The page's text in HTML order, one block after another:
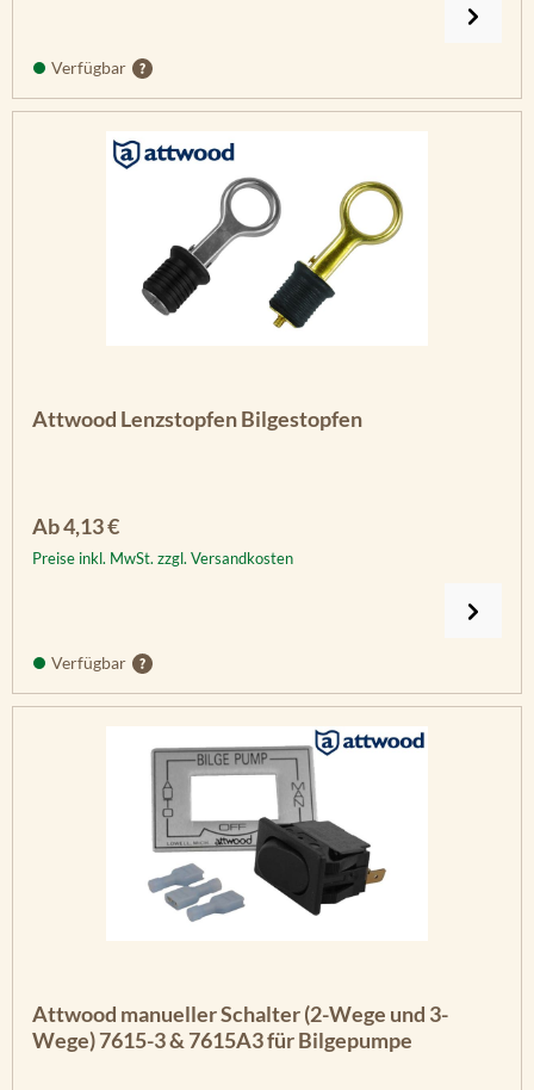
Verfügbar
Attwood Lenzstopfen Bilgestopfen
Regulärer Preis:
Ab4,13 €
Preise inkl. MwSt. zzgl. Versandkosten
Verfügbar
Attwood manueller Schalter (2-Wege und 3-
Wege) 7615-3 & 7615A3 für Bilgepumpe